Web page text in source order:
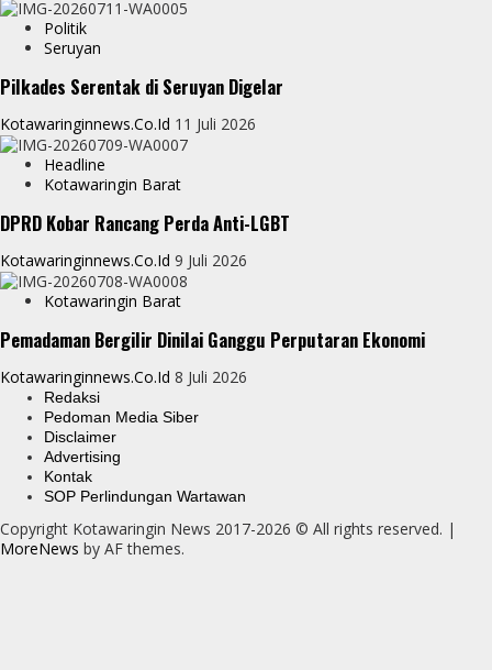
Politik
Seruyan
Pilkades Serentak di Seruyan Digelar
Kotawaringinnews.co.id 11 Juli 2026
Headline
Kotawaringin Barat
DPRD Kobar Rancang Perda Anti-LGBT
Kotawaringinnews.co.id 9 Juli 2026
Kotawaringin Barat
Pemadaman Bergilir Dinilai Ganggu Perputaran Ekonomi
Kotawaringinnews.co.id 8 Juli 2026
Redaksi
Pedoman Media Siber
Disclaimer
Advertising
Kontak
SOP Perlindungan Wartawan
Copyright Kotawaringin News 2017-2026 © All rights reserved. |
MoreNews by AF themes.